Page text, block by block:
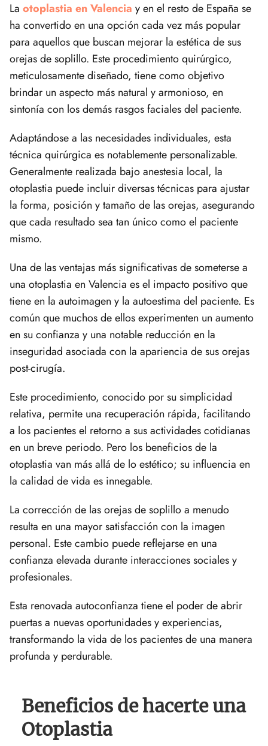
La otoplastia en Valencia y en el resto de España se
ha convertido en una opción cada vez más popular
para aquellos que buscan mejorar la estética de sus
orejas de soplillo. Este procedimiento quirúrgico,
meticulosamente diseñado, tiene como objetivo
brindar un aspecto más natural y armonioso, en
sintonía con los demás rasgos faciales del paciente.
Adaptándose a las necesidades individuales, esta
técnica quirúrgica es notablemente personalizable.
Generalmente realizada bajo anestesia local, la
otoplastia puede incluir diversas técnicas para ajustar
la forma, posición y tamaño de las orejas, asegurando
que cada resultado sea tan único como el paciente
mismo.
Una de las ventajas más significativas de someterse a
una otoplastia en Valencia es el impacto positivo que
tiene en la autoimagen y la autoestima del paciente. Es
común que muchos de ellos experimenten un aumento
en su confianza y una notable reducción en la
inseguridad asociada con la apariencia de sus orejas
post-cirugía.
Este procedimiento, conocido por su simplicidad
relativa, permite una recuperación rápida, facilitando
a los pacientes el retorno a sus actividades cotidianas
en un breve periodo. Pero los beneficios de la
otoplastia van más allá de lo estético; su influencia en
la calidad de vida es innegable.
La corrección de las orejas de soplillo a menudo
resulta en una mayor satisfacción con la imagen
personal. Este cambio puede reflejarse en una
confianza elevada durante interacciones sociales y
profesionales.
Esta renovada autoconfianza tiene el poder de abrir
puertas a nuevas oportunidades y experiencias,
transformando la vida de los pacientes de una manera
profunda y perdurable.
Beneficios de hacerte una
Otoplastia